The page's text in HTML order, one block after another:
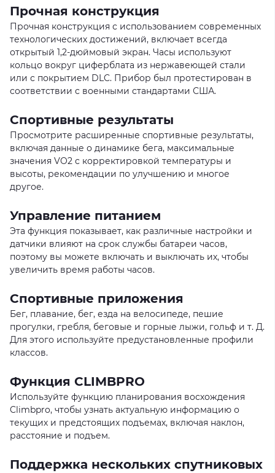
Прочная конструкция
Прочная конструкция с использованием современных
технологических достижений, включает всегда
открытый 1,2-дюймовый экран. Часы используют
кольцо вокруг циферблата из нержавеющей стали
или с покрытием DLC. Прибор был протестирован в
соответствии с военными стандартами США.
Спортивные результаты
Просмотрите расширенные спортивные результаты,
включая данные о динамике бега, максимальные
значения VO2 с корректировкой температуры и
высоты, рекомендации по улучшению и многое
другое.
Управление питанием
Эта функция показывает, как различные настройки и
датчики влияют на срок службы батареи часов,
поэтому вы можете включать и выключать их, чтобы
увеличить время работы часов.
Спортивные приложения
Бег, плавание, бег, езда на велосипеде, пешие
прогулки, гребля, беговые и горные лыжи, гольф и т. Д.
Для этого используйте предустановленные профили
классов.
Функция CLIMBPRO
Используйте функцию планирования восхождения
Climbpro, чтобы узнать актуальную информацию о
текущих и предстоящих подъемах, включая наклон,
расстояние и подъем.
Поддержка нескольких спутниковых